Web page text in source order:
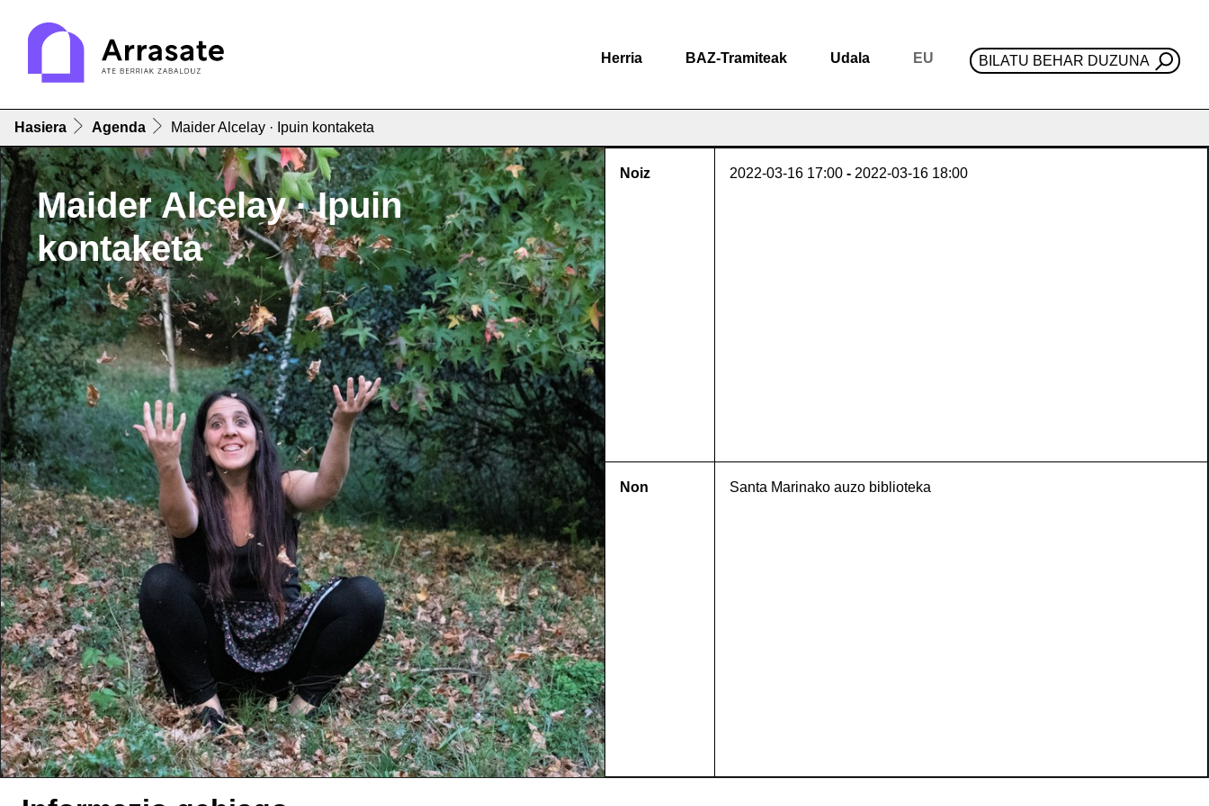
Herria BAZ-Tramiteak Udala EU BILATU BEHAR DUZUNA
Hasiera Agenda Maider Alcelay · Ipuin kontaketa
Maider Alcelay · Ipuin
kontaketa
Noiz 2022-03-16 17:00 - 2022-03-16 18:00
Non Santa Marinako auzo biblioteka